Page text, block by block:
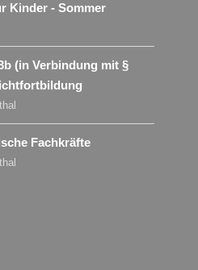
Kinder - Sommer
(in Verbindung mit §
Fachkräfte